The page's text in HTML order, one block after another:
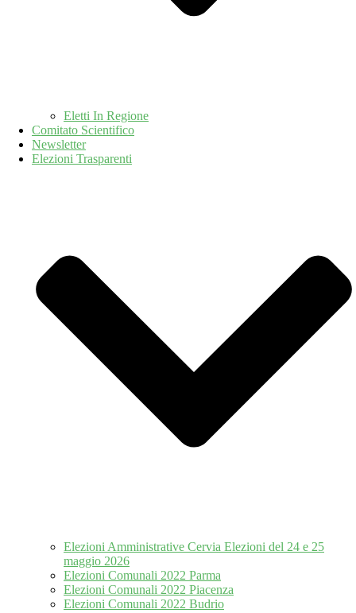
Eletti In Regione
Comitato Scientifico
Newsletter
Elezioni Trasparenti
Elezioni Amministrative Cervia Elezioni del 24 e 25
maggio 2026
Elezioni Comunali 2022 Parma
Elezioni Comunali 2022 Piacenza
Elezioni Comunali 2022 Budrio